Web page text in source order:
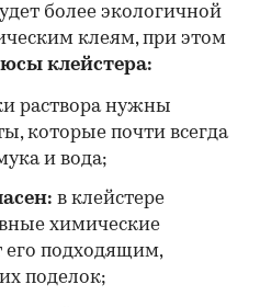
более экологичной
клеям, при этом
клейстера:
раствора нужны
которые почти всегда
и вода;
в клейстере
химические
его подходящим,
поделок;